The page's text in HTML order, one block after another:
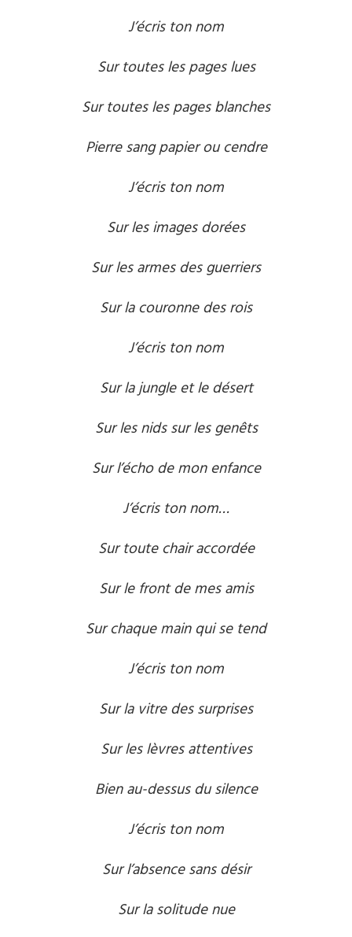
J’écris ton nom
Sur toutes les pages lues
Sur toutes les pages blanches
Pierre sang papier ou cendre
J’écris ton nom
Sur les images dorées
Sur les armes des guerriers
Sur la couronne des rois
J’écris ton nom
Sur la jungle et le désert
Sur les nids sur les genêts
Sur l’écho de mon enfance
J’écris ton nom…
Sur toute chair accordée
Sur le front de mes amis
Sur chaque main qui se tend
J’écris ton nom
Sur la vitre des surprises
Sur les lèvres attentives
Bien au-dessus du silence
J’écris ton nom
Sur l’absence sans désir
Sur la solitude nue